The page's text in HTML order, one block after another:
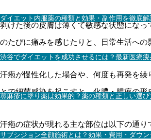
ダイエット内服薬の種類と効果・副作用を徹底
渋谷でダイエットを成功させるには？最新医療
蕁麻疹に塗り薬は効果的？薬の種類と正しい選び
サブシジョン全顔施術とは？効果・費用・ダウ
剥けた後の皮膚は薄くて敏感な状態にな
のたびに痛みを感じたりと、日常生活への
汗疱が慢性化した場合や、何度も再発を
とで細菌感染を起こすと、化膿・膿疱の
汗疱の症状が現れる主な部位は以下の通り